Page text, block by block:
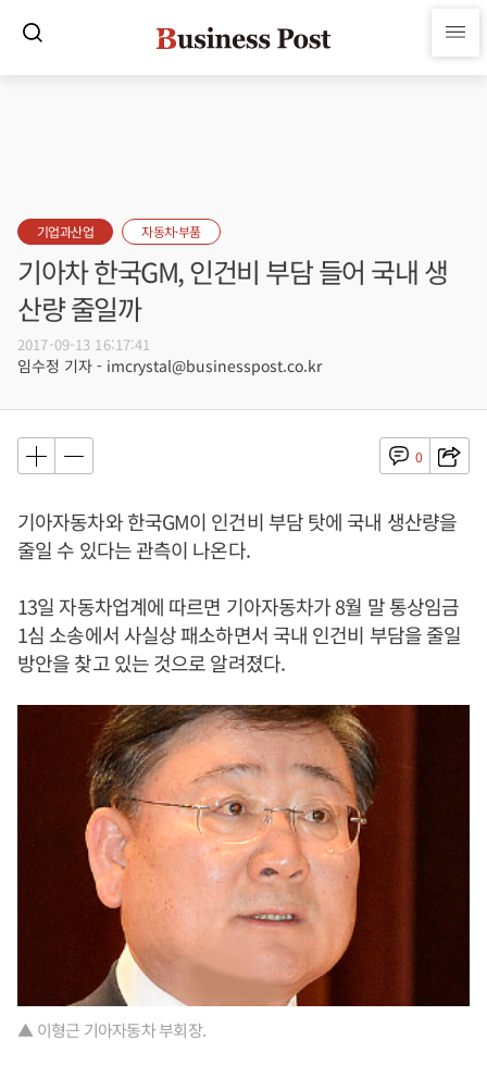
기업과산업 자동차·부품
기아차 한국GM, 인건비 부담 들어 국내 생
산량 줄일까
2017-09-13 16:17:41
임수정 기자 - imcrystal@businesspost.co.kr
0
기아자동차와 한국GM이 인건비 부담 탓에 국내 생산량을
줄일 수 있다는 관측이 나온다.
13일 자동차업계에 따르면 기아자동차가 8월 말 통상임금
1심 소송에서 사실상 패소하면서 국내 인건비 부담을 줄일
방안을 찾고 있는 것으로 알려졌다.
▲ 이형근 기아자동차 부회장.